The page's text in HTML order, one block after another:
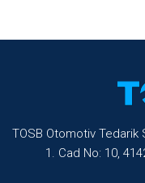
TOSB Otomotiv Tedarik
1. Cad No: 10,